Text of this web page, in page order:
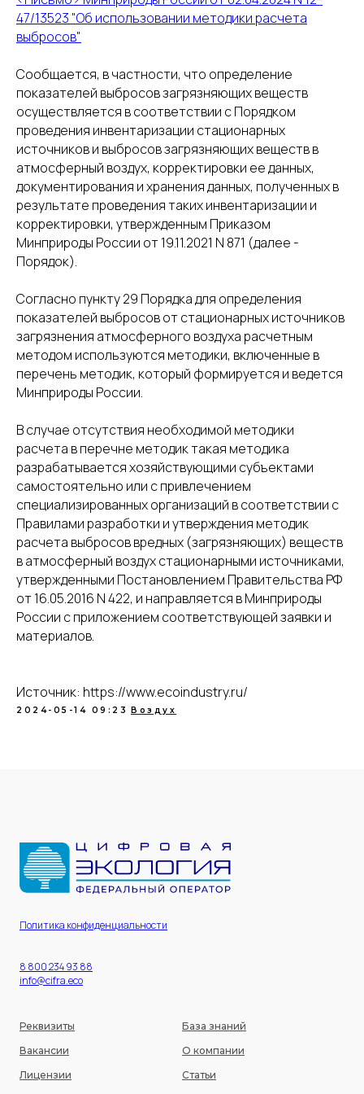
47/13523 "Об использовании методики расчета
выбросов"
Сообщается, в частности, что определение
показателей выбросов загрязняющих веществ
осуществляется в соответствии с Порядком
проведения инвентаризации стационарных
источников и выбросов загрязняющих веществ в
атмосферный воздух, корректировки ее данных,
документирования и хранения данных, полученных в
результате проведения таких инвентаризации и
корректировки, утвержденным Приказом
Минприроды России от 19.11.2021 N 871 (далее -
Порядок).
Согласно пункту 29 Порядка для определения
показателей выбросов от стационарных источников
загрязнения атмосферного воздуха расчетным
методом используются методики, включенные в
перечень методик, который формируется и ведется
Минприроды России.
В случае отсутствия необходимой методики
расчета в перечне методик такая методика
разрабатывается хозяйствующими субъектами
самостоятельно или с привлечением
специализированных организаций в соответствии с
Правилами разработки и утверждения методик
расчета выбросов вредных (загрязняющих) веществ
в атмосферный воздух стационарными источниками,
утвержденными Постановлением Правительства РФ
от 16.05.2016 N 422, и направляется в Минприроды
России с приложением соответствующей заявки и
материалов.
Источник: https://www.ecoindustry.ru/
2024-05-14 09:23 Воздух
Политика конфиденциальности
8 800 234 93 88
info@cifra.eco
Реквизиты
Вакансии
Лицензии
База знаний
О компании
Статьи